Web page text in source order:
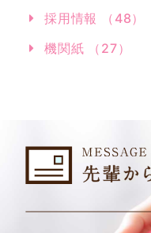
採用情報 （48）
機関紙 （27）